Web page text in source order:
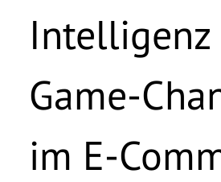
Intelligenz
Game-
im E-